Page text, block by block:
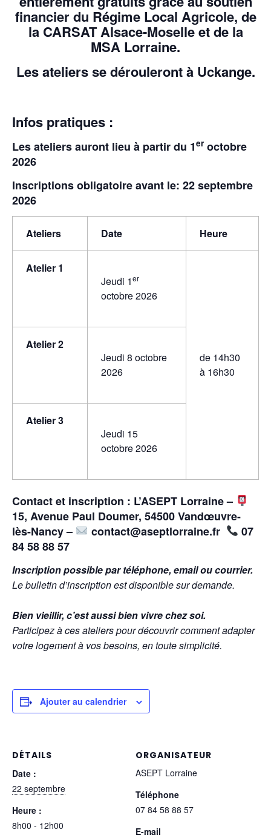
financier du Régime Local Agricole, de
la CARSAT Alsace-Moselle et de la
MSA Lorraine.
Les ateliers se déroulerontà Uckange.
Infos pratiques :
Les ateliers auront lieu à partir du 1er octobre
2026
Inscriptions obligatoire avant le: 22 septembre
2026
Ateliers Date Heure
Atelier 1
Jeudi 1er
octobre 2026
de 14h30
à 16h30
Atelier 2
Jeudi 8 octobre
2026
Atelier 3
Jeudi 15
octobre 2026
Contact et inscription : L’ASEPT Lorraine –
15, Avenue Paul Doumer, 54500 Vandœuvre-
lès-Nancy –
contact@aseptlorraine.fr
07
84 58 88 57
Inscription possible par téléphone, email ou courrier.
Le bulletin d’inscription est disponible sur demande.
Bien vieillir, c’est aussi bien vivre chez soi.
Participez à ces ateliers pour découvrir comment adapter
votre logement à vos besoins, en toute simplicité.
Ajouter au calendrier
DÉTAILS
Date :
22 septembre
Heure :
8h00 - 12h00
ORGANISATEUR
ASEPT Lorraine
Téléphone
07 84 58 88 57
E-mail